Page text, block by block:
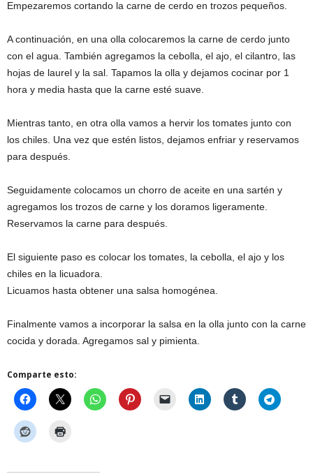
Empezaremos cortando la carne de cerdo en trozos pequeños.
A continuación, en una olla colocaremos la carne de cerdo junto
con el agua. También agregamos la cebolla, el ajo, el cilantro, las
hojas de laurel y la sal. Tapamos la olla y dejamos cocinar por 1
hora y media hasta que la carne esté suave.
Mientras tanto, en otra olla vamos a hervir los tomates junto con
los chiles. Una vez que estén listos, dejamos enfriar y reservamos
para después.
Seguidamente colocamos un chorro de aceite en una sartén y
agregamos los trozos de carne y los doramos ligeramente.
Reservamos la carne para después.
El siguiente paso es colocar los tomates, la cebolla, el ajo y los
chiles en la licuadora.
Licuamos hasta obtener una salsa homogénea.
Finalmente vamos a incorporar la salsa en la olla junto con la carne
cocida y dorada. Agregamos sal y pimienta.
Comparte esto: